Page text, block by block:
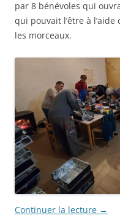
par 8 bénévoles qui
qui pouvait l’être à
les morceaux.
Continuer la lecture →